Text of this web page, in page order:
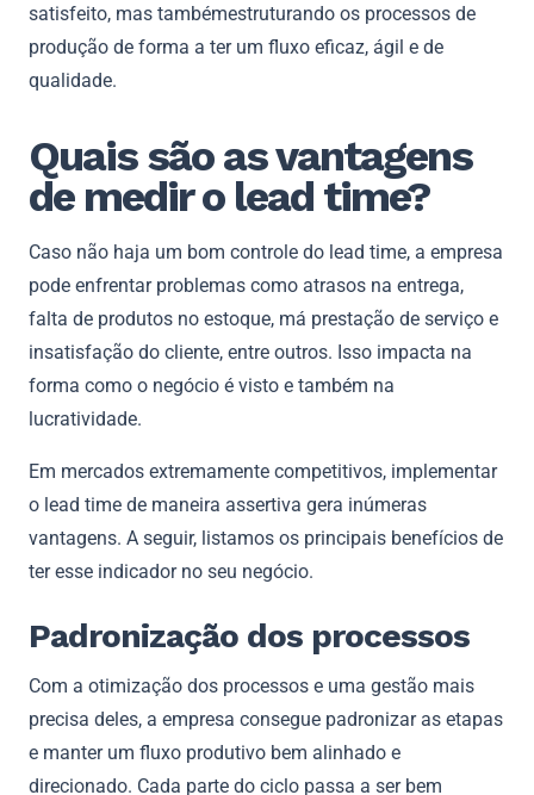
satisfeito, mas tambémestruturando os processos de
produção de forma a ter um fluxo eficaz, ágil e de
qualidade.
Quais são as vantagens
de medir o lead time?
Caso não haja um bom controle do lead time, a empresa
pode enfrentar problemas como atrasos na entrega,
falta de produtos no estoque, má prestação de serviço e
insatisfação do cliente, entre outros. Isso impacta na
forma como o negócio é visto e também na
lucratividade.
Em mercados extremamente competitivos, implementar
o lead time de maneira assertiva gera inúmeras
vantagens. A seguir, listamos os principais benefícios de
ter esse indicador no seu negócio.
Padronização dos processos
Com a otimização dos processos e uma gestão mais
precisa deles, a empresa consegue padronizar as etapas
e manter um fluxo produtivo bem alinhado e
direcionado. Cada parte do ciclo passa a ser bem